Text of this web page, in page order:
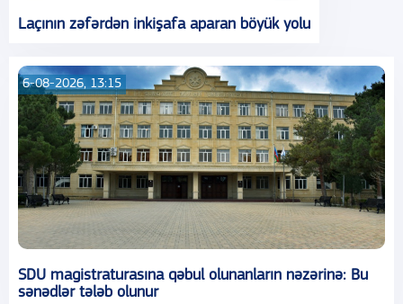
Laçının zəfərdən inkişafa aparan böyük yolu
6-08-2026, 13:15
SDU magistraturasına qəbul olunanların nəzərinə: Bu
sənədlər tələb olunur